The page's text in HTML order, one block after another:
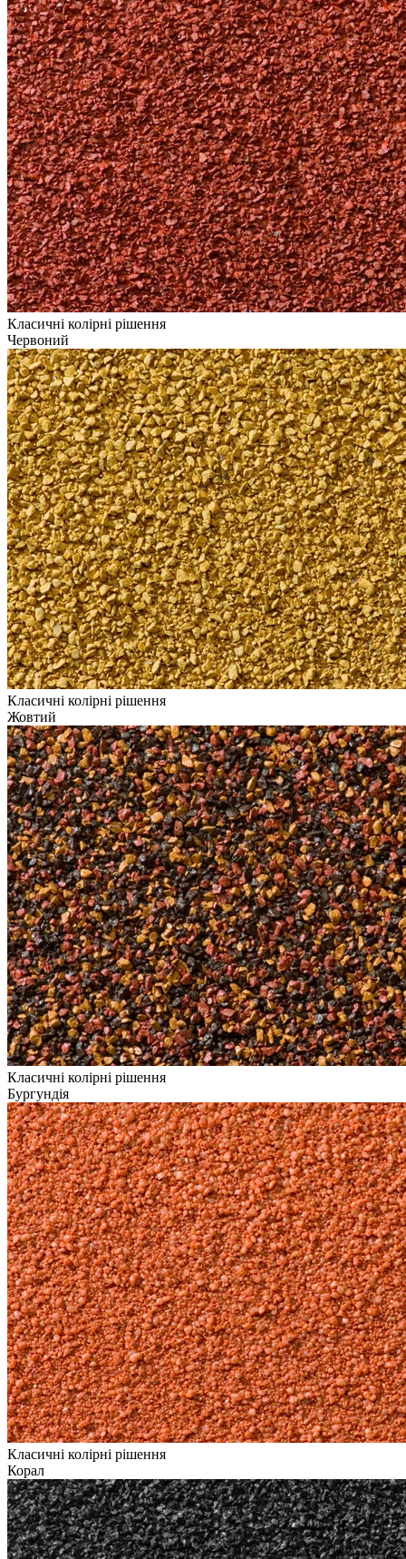
Класичні колірні рішення
Червоний
Класичні колірні рішення
Жовтий
Класичні колірні рішення
Бургундія
Класичні колірні рішення
Корал